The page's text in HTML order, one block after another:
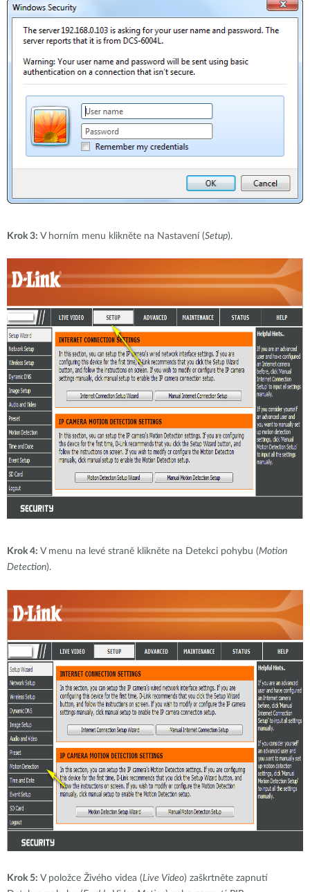
Krok 3: V horním menu klikněte na Nastavení (Setup).
Krok 4: V menu na levé straně klikněte na Detekci pohybu (Motion
Detection).
Krok 5: V položce Živého videa (Live Video) zaškrtněte zapnutí